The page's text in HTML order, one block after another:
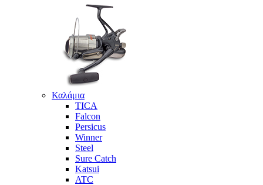
Καλάμια
TICA
Falcon
Persicus
Winner
Steel
Sure Catch
Katsui
ATC